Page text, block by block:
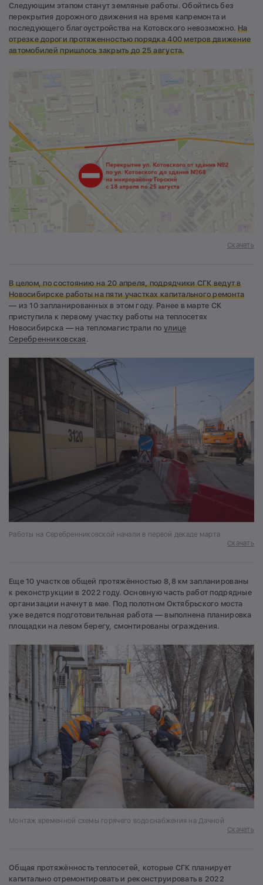
Следующим этапом станут земляные работы. Обойтись без
перекрытия дорожного движения на время капремонта и
последующего благоустройства на Котовского невозможно. На
отрезке дороги протяженностью порядка 400 метров движение
автомобилей пришлось закрыть до 25 августа.
Скачать
В целом, по состоянию на 20 апреля, подрядчики СГК ведут в
Новосибирске работы на пяти участках капитального ремонта
— из 10 запланированных в этом году. Ранее в марте СК
приступила к первому участку работы на теплосетях
Новосибирска — на тепломагистрали по улице
Серебренниковская .
Работы на Серебренниковской начали в первой декаде марта
Скачать
Еще 10 участков общей протяжённостью 8,8 км запланированы
к реконструкции в 2022 году. Основную часть работ подрядные
организации начнут в мае. Под полотном Октябрьского моста
уже ведется подготовительная работа — выполнена планировка
площадки на левом берегу, смонтированы ограждения.
Монтаж временной схемы горячего водоснабжения на Дачной
Скачать
Общая протяжённость теплосетей, которые СГК планирует
капитально отремонтировать и реконструировать в 2022